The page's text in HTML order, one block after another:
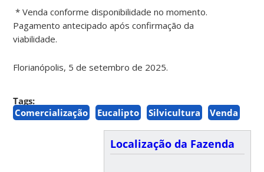
* Venda conforme disponibilidade no momento.
Pagamento antecipado após confirmação da
viabilidade.
Florianópolis, 5 de setembro de 2025.
Tags:
Comercialização
Eucalipto Silvicultura Venda
Localização da Fazenda